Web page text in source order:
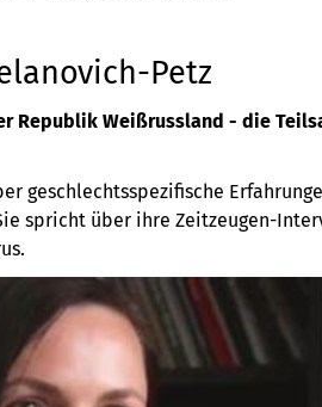
Petz
Republik Weißrussland - die
geschlechtsspezifische
spricht über ihre Zeitzeugen-